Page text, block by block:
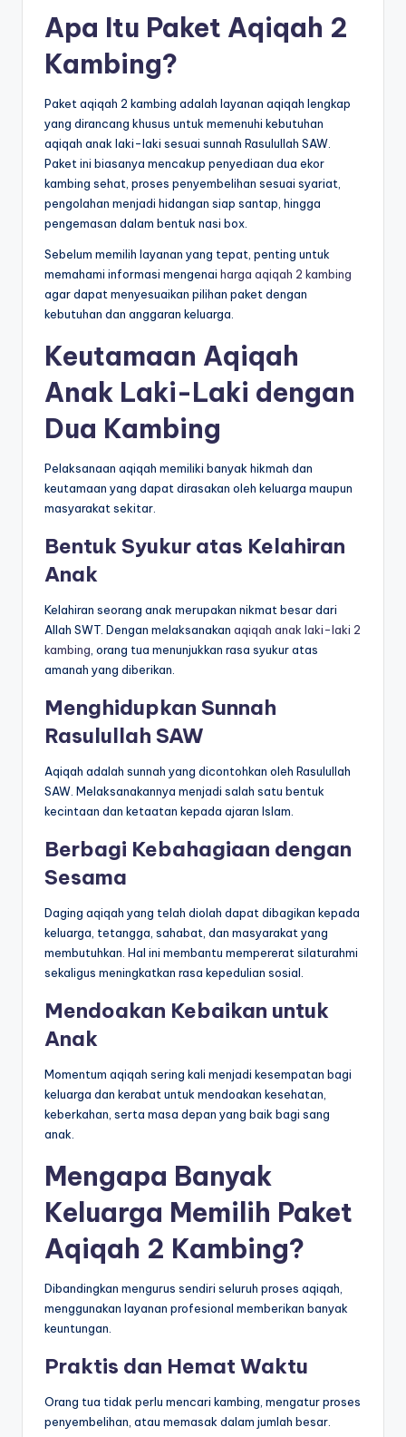
Apa Itu Paket Aqiqah 2
Kambing?
Paket aqiqah 2 kambing adalah layanan aqiqah lengkap
yang dirancang khusus untuk memenuhi kebutuhan
aqiqah anak laki-laki sesuai sunnah Rasulullah SAW.
Paket ini biasanya mencakup penyediaan dua ekor
kambing sehat, proses penyembelihan sesuai syariat,
pengolahan menjadi hidangan siap santap, hingga
pengemasan dalam bentuk nasi box.
Sebelum memilih layanan yang tepat, penting untuk
memahami informasi mengenai harga aqiqah 2 kambing
agar dapat menyesuaikan pilihan paket dengan
kebutuhan dan anggaran keluarga.
Keutamaan Aqiqah
Anak Laki-Laki dengan
Dua Kambing
Pelaksanaan aqiqah memiliki banyak hikmah dan
keutamaan yang dapat dirasakan oleh keluarga maupun
masyarakat sekitar.
Bentuk Syukur atas Kelahiran
Anak
Kelahiran seorang anak merupakan nikmat besar dari
Allah SWT. Dengan melaksanakan aqiqah anak laki-laki 2
kambing , orang tua menunjukkan rasa syukur atas
amanah yang diberikan.
Menghidupkan Sunnah
Rasulullah SAW
Aqiqah adalah sunnah yang dicontohkan oleh Rasulullah
SAW. Melaksanakannya menjadi salah satu bentuk
kecintaan dan ketaatan kepada ajaran Islam.
Berbagi Kebahagiaan dengan
Sesama
Daging aqiqah yang telah diolah dapat dibagikan kepada
keluarga, tetangga, sahabat, dan masyarakat yang
membutuhkan. Hal ini membantu mempererat silaturahmi
sekaligus meningkatkan rasa kepedulian sosial.
Mendoakan Kebaikan untuk
Anak
Momentum aqiqah sering kali menjadi kesempatan bagi
keluarga dan kerabat untuk mendoakan kesehatan,
keberkahan, serta masa depan yang baik bagi sang
anak.
Mengapa Banyak
Keluarga Memilih Paket
Aqiqah 2 Kambing?
Dibandingkan mengurus sendiri seluruh proses aqiqah,
menggunakan layanan profesional memberikan banyak
keuntungan.
Praktis dan Hemat Waktu
Orang tua tidak perlu mencari kambing, mengatur proses
penyembelihan, atau memasak dalam jumlah besar.